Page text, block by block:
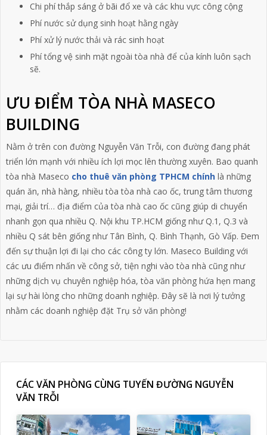
Chi phí thắp sáng ở bãi đổ xe và các khu vực công cộng
Phí nước sử dụng sinh hoạt hằng ngày
Phí xử lý nước thải và rác sinh hoạt
Phí tổng vệ sinh mặt ngoài tòa nhà để của kính luôn sạch
sẽ.
ƯU ĐIỂM TÒA NHÀ MASECO
BUILDING
Nằm ở trên con đường Nguyễn Văn Trỗi, con đường đang phát
triển lớn mạnh với nhiều ích lợi mọc lên thường xuyên. Bao quanh
tòa nhà Maseco cho thuê văn phòng TPHCM chínhlà những
quán ăn, nhà hàng, nhiều tòa tòa nhà cao ốc, trung tâm thương
mại, giải trí… địa điểm của tòa nhà cao ốc cũng giúp di chuyển
nhanh gọn qua nhiều Q. Nội khu TP.HCM giống như Q.1, Q.3 và
nhiều Q sát bên giống như Tân Bình, Q. Bình Thạnh, Gò Vấp. Đem
đến sự thuận lợi đi lại cho các công ty lớn. Maseco Building với
các ưu điểm nhấn về công sở, tiện nghi vào tòa nhà cũng như
những dịch vụ chuyên nghiệp hóa, tòa văn phòng hứa hẹn mang
lại sự hài lòng cho những doanh nghiệp. Đây sẽ là nơi lý tưởng
nhằm các doanh nghiệp đặt Trụ sở văn phòng!
CÁC VĂN PHÒNG CÙNG TUYẾN ĐƯỜNG NGUYỄN
VĂN TRỖI